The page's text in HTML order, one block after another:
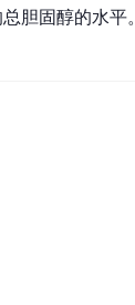
胆固醇的水平。